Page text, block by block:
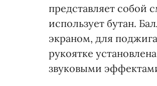
представляет собой
использует бутан.
экраном, для
рукоятке
звуковыми